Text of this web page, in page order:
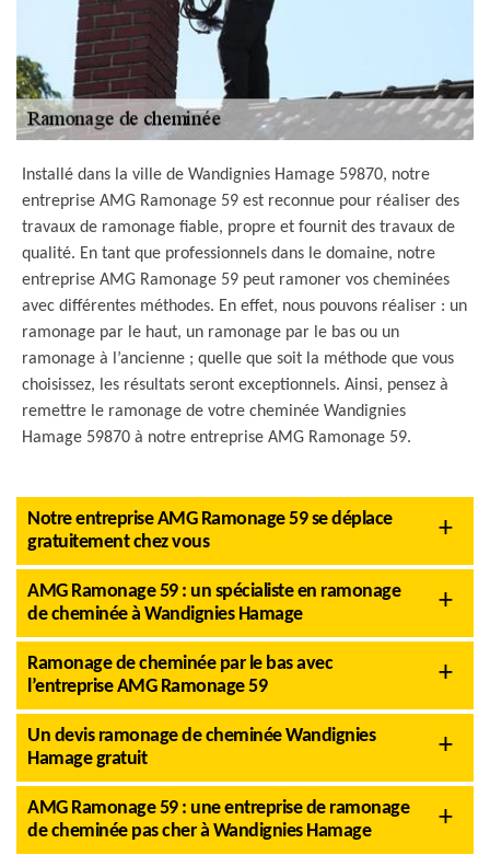
Installé dans la ville de Wandignies Hamage 59870, notre
entreprise AMG Ramonage 59 est reconnue pour réaliser des
travaux de ramonage fiable, propre et fournit des travaux de
qualité. En tant que professionnels dans le domaine, notre
entreprise AMG Ramonage 59 peut ramoner vos cheminées
avec différentes méthodes. En effet, nous pouvons réaliser : un
ramonage par le haut, un ramonage par le bas ou un
ramonage à l’ancienne ; quelle que soit la méthode que vous
choisissez, les résultats seront exceptionnels. Ainsi, pensez à
remettre le ramonage de votre cheminée Wandignies
Hamage 59870 à notre entreprise AMG Ramonage 59.
Notre entreprise AMG Ramonage 59 se déplace
gratuitement chez vous
AMG Ramonage 59 : un spécialiste en ramonage
de cheminée à Wandignies Hamage
Ramonage de cheminée par le bas avec
l’entreprise AMG Ramonage 59
Un devis ramonage de cheminée Wandignies
Hamage gratuit
AMG Ramonage 59 : une entreprise de ramonage
de cheminée pas cher à Wandignies Hamage